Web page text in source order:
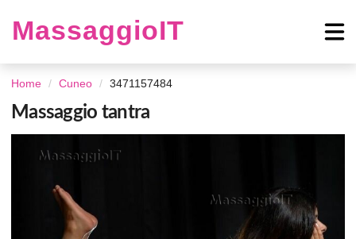
MassaggioIT
Home Cuneo 3471157484
Massaggio tantra